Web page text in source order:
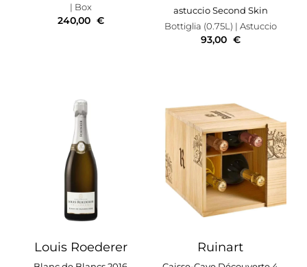
| Box
240,00 €
astuccio Second Skin
Bottiglia (0.75L) | Astuccio
93,00 €
Louis Roederer Ruinart